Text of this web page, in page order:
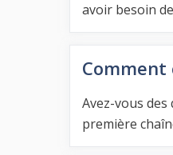
avoir besoin
Comment
Avez-vous
première